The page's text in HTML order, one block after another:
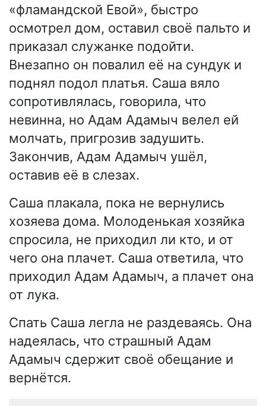
«фламандской Евой», быстро
осмотрел дом, оставил своё пальто и
приказал служанке подойти.
Внезапно он повалил её на сундук и
поднял подол платья. Саша вяло
сопротивлялась, говорила, что
невинна, но Адам Адамыч велел ей
молчать, пригрозив задушить.
Закончив, Адам Адамыч ушёл,
оставив её в слезах.
Саша плакала, пока не вернулись
хозяева дома. Молоденькая хозяйка
спросила, не приходил ли кто, и от
чего она плачет. Саша ответила, что
приходил Адам Адамыч, а плачет она
от лука.
Спать Саша легла не раздеваясь. Она
надеялась, что страшный Адам
Адамыч сдержит своё обещание и
вернётся.